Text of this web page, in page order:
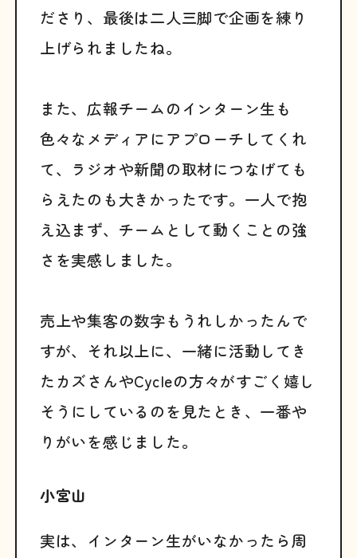
ださり、最後は二人三脚で企画を練り
上げられましたね。
また、広報チームのインターン生も
色々なメディアにアプローチしてくれ
て、ラジオや新聞の取材につなげても
らえたのも大きかったです。一人で抱
え込まず、チームとして動くことの強
さを実感しました。
売上や集客の数字もうれしかったんで
すが、それ以上に、一緒に活動してき
たカズさんやCycleの方々がすごく嬉し
そうにしているのを見たとき、一番や
りがいを感じました。
小宮山
実は、インターン生がいなかったら周